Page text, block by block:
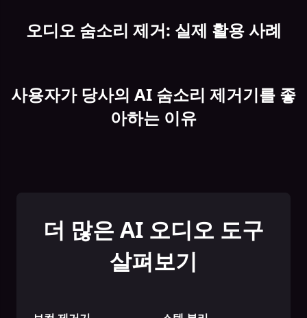
오디오 숨소리 제거: 실제 활용 사례
사용자가 당사의 AI 숨소리 제거기를 좋
아하는 이유
더 많은 AI 오디오 도구
살펴보기